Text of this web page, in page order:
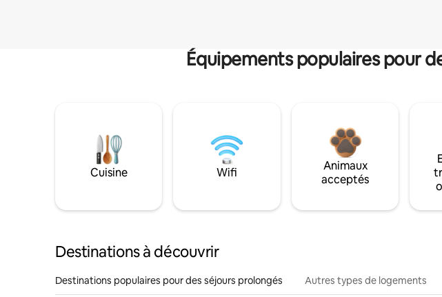
Équipements populaires pour
Cuisine Wifi
Animaux
acceptés
Destinations à découvrir
Destinations populaires pour des séjours prolongés Autres types de logements